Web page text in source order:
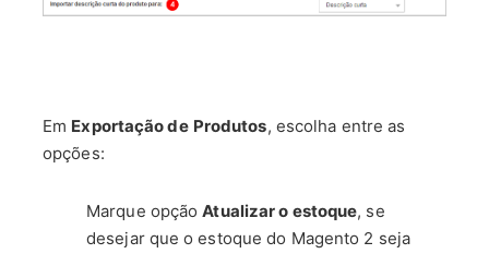
Em Exportação de Produtos, escolha entre as
opções:
Marque opçãoAtualizar o estoque, se
desejar que o estoque do Magento 2 seja